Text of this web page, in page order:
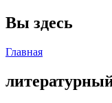
Вы здесь
Главная